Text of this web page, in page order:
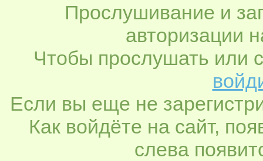
Прослушивание и
авторизации
Чтобы прослушать или
Если вы еще не
Как войдёте на сайт,
слева